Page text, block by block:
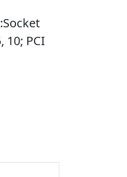
10; PCI